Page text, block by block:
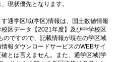
現状優先となります。
通学区域(学区)情報は、国土数値情報
区データ【2021年度】及び中学校区
ですので、記載情報が現在の学区域
報ダウンロードサービスのWEBサイ
とは言えません。また、通学区域(学